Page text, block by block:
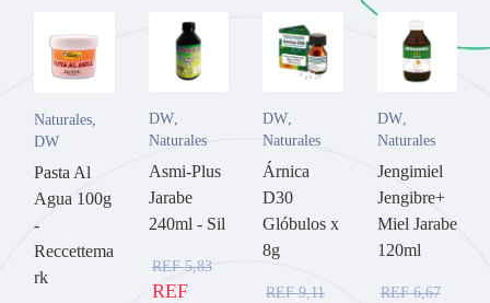
Naturales,
DW
Pasta Al
Agua 100g
-
Reccettema
rk
DW,
Naturales
Asmi-Plus
Jarabe
240ml - Sil
REF5,83
REF
DW,
Naturales
Árnica
D30
Glóbulos x
8g
REF9,11
DW,
Naturales
Jengimiel
Jengibre+
Miel Jarabe
120ml
REF6,67